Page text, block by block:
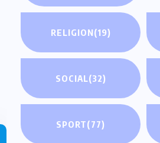
RELIGION(19)
SOCIAL(32)
SPORT(77)